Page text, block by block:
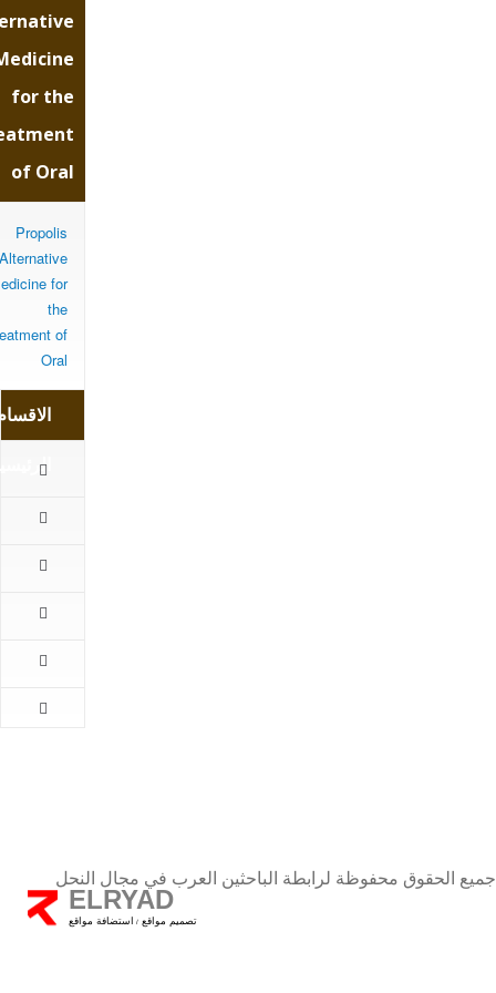
for
the
of
Oral
for the
of Oral
Propolis
Alternative
for
the
of
Oral
اهم
كتب
طلب
جميع الحقوق محفوظة لرابطة الباحثين العرب في مجال النحل
ELRYAD
تصميم مواقع / استضافة مواقع